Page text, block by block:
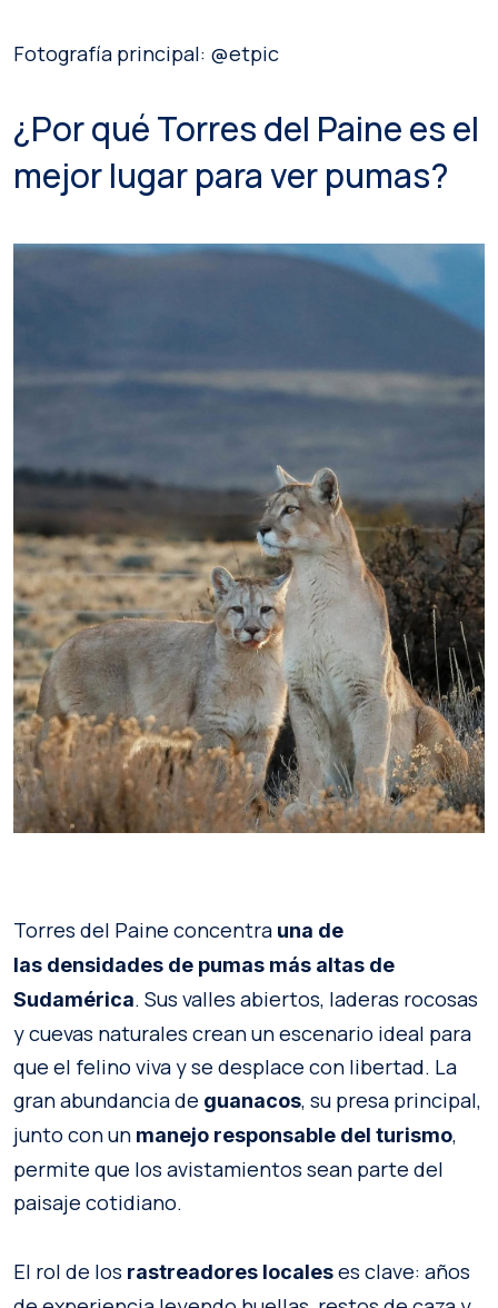
Fotografía principal: @etpic
¿Por qué Torres del Paine es el
mejor lugar para ver pumas?
Torres del Paine concentra una de
las densidades de pumas más altas de
Sudamérica. Sus valles abiertos, laderas rocosas
y cuevas naturales crean un escenario ideal para
que el felino viva y se desplace con libertad. La
gran abundancia de guanacos, su presa principal,
junto con un manejo responsable del turismo,
permite que los avistamientos sean parte del
paisaje cotidiano.
El rol de los rastreadores localeses clave: años